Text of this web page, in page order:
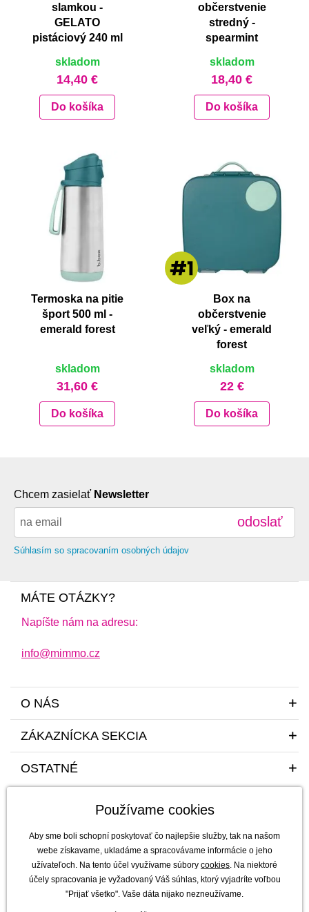
slamkou -
GELATO
pistáciový 240 ml
skladom
14,40 €
Do košíka
občerstvenie
stredný -
spearmint
skladom
18,40 €
Do košíka
Termoska na pitie
šport 500 ml -
emerald forest
skladom
31,60 €
Do košíka
Box na
občerstvenie
veľký - emerald
forest
skladom
22 €
Do košíka
Chcem zasielať Newsletter
odoslať
Súhlasím so spracovaním osobných údajov
MÁTE OTÁZKY?
Napíšte nám na adresu:
info@mimmo.cz
O NÁS
ZÁKAZNÍCKA SEKCIA
OSTATNÉ
Sme tu pre vás a vaše deti s radosťou a mim(m)oriadnou starostlivosťou od
roku 2011
Používame cookies
Aby sme boli schopní poskytovať čo najlepšie služby, tak na našom
webe získavame, ukladáme a spracovávame informácie o jeho
užívateľoch. Na tento účel využívame súbory cookies. Na niektoré
účely spracovania je vyžadovaný Váš súhlas, ktorý vyjadríte voľbou
"Prijať všetko". Vaše dáta nijako nezneužívame.